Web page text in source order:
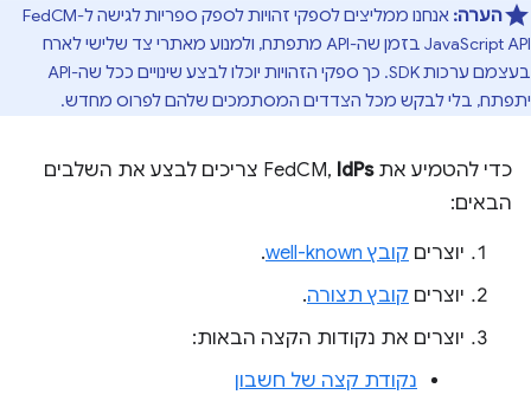
הערה:
אנחנו ממליצים לספקי זהויות לספק ספריות לגישה ל-FedCM
JavaScript API בזמן שה-API מתפתח, ולמנוע מאתרי צד שלישי לארח
בעצמם ערכות SDK. כך ספקי הזהויות יוכלו לבצע שינויים ככל שה-API
יתפתח, בלי לבקש מכל הצדדים המסתמכים שלהם לפרוס מחדש.
כדי להטמיע את FedCM,IdPs
צריכים לבצע את השלבים
הבאים:
יוצרים קובץ well-known
.
יוצרים קובץ תצורה.
יוצרים את נקודות הקצה הבאות:
נקודת קצה של חשבון